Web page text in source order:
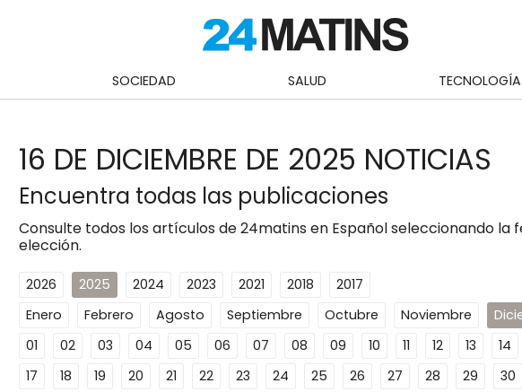
SOCIEDAD SALUD TECNOLOGÍA
16 DE DICIEMBRE DE 2025 NOTICIAS
Encuentra todas las publicaciones
Consulte todos los artículos de 24matins en Español seleccionando la
elección.
2026 2025 2024 2023 2021 2018
2017
Enero
Febrero Agosto Septiembre Octubre Noviembre
01
02 03 04 05 06 07 08 09 10 11 12 13 14
17
18 19 20 21 22 23 24 25 26 27 28 29 30